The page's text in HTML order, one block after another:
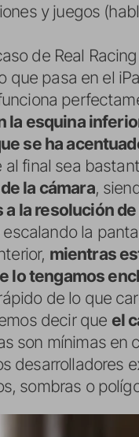
y juegos
de Real
que pasa en el
la esquina
se ha
al final sea
la cámara,
la resolución
la
mientras
lo tengamos
de lo que
decir que el
son mínimas
desarrolladores
sombras o